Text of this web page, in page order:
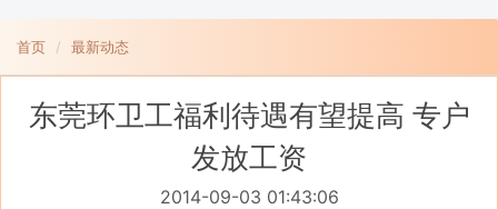
首页 最新动态
东莞环卫工福利待遇有望提高 专户
发放工资
2014-09-03 01:43:06